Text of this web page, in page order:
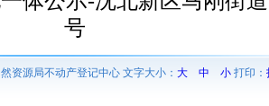
号
资源局不动产登记中心 文字大小： 大 中 小打印：